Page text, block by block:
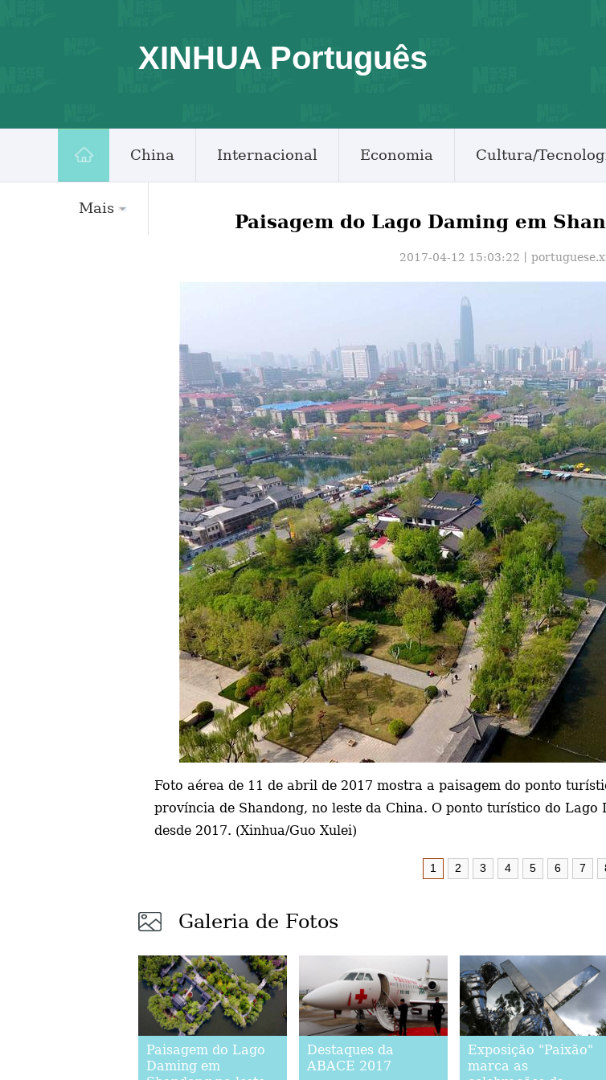
XINHUA Português
China Internacional Economia Cultura/
Mais
Paisagem do Lago Daming em
2017-04-12 15:03:22丨
Foto aérea de 11 de abril de 2017 mostra a paisagem do ponto
província de Shandong, no leste da China. O ponto turístico do
desde 2017. (Xinhua/Guo Xulei)
1 2 3 4 5 6 7
Galeria de Fotos
Paisagem do Lago
Daming em
Destaques da
ABACE 2017
Exposição "Paixão"
marca as